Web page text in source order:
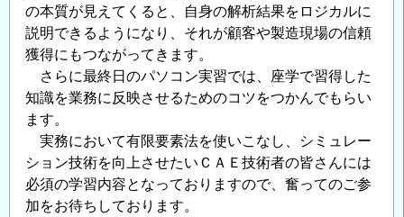
考
～
の
の本質が見えてくると、自身の解析結果をロジカルに
説明できるようになり、それが顧客や製造現場の信頼
獲得にもつながってきます。
さらに最終日のパソコン実習では、座学で習得した
知識を業務に反映させるためのコツをつかんでもらい
ます。
実務において有限要素法を使いこなし、シミュレー
ション技術を向上させたいＣＡＥ技術者の皆さんには
必須の学習内容となっておりますので、奮ってのご参
加をお待ちしております。